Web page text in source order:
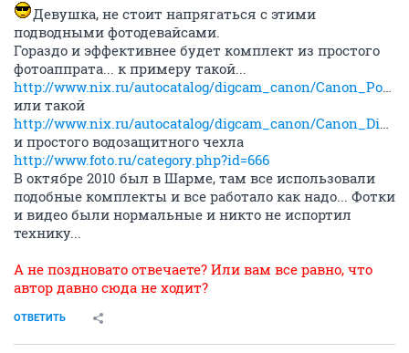
Девушка, не стоит напрягаться с этими
подводными фотодевайсами.
Гораздо и эффективнее будет комплект из простого
фотоаппрата... к примеру такой...
http://www.nix.ru/autocatalog/digcam_canon/Canon_PowerShot_A495_Silver_10.0Mpx_37122mm_3.3x_F3.05.8_SDHC_SDXC_MMC_USB2.0_98329.html
или такой
http://www.nix.ru/autocatalog/digcam_canon/Canon_Digital_IXUS_95_IS_Silver_10.0Mpx_35105mm_F2.84.9_SD_SDHC_MMC_USB2.0_LiIon_84955.html
и простого водозащитного чехла
http://www.foto.ru/category.php?id=666
В октябре 2010 был в Шарме, там все использовали
подобные комплекты и все работало как надо... Фотки
и видео были нормальные и никто не испортил
технику...
А не поздновато отвечаете? Или вам все равно, что
автор давно сюда не ходит?
ОТВЕТИТЬ